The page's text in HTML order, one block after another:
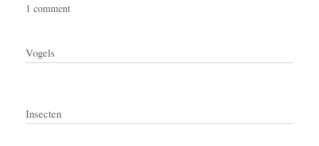
1 comment
Vogels
Insecten